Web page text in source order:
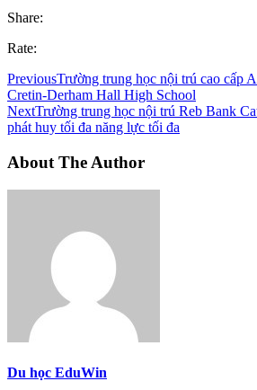
Share:
Rate:
PreviousTrường trung học nội trú cao cấp
Cretin-Derham Hall High School
NextTrường trung học nội trú Reb Bank
phát huy tối đa năng lực tối đa
About The Author
Du học EduWin